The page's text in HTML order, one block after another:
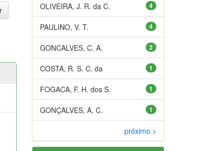
4
OLIVEIRA, J. R. da C.
4
PAULINO, V. T.
2
GONCALVES, C. A.
1
COSTA, R. S. C. da
1
FOGACA, F. H. dos S.
1
GONÇALVES, A. C.
próximo >